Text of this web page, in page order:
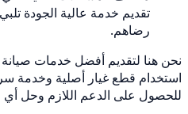
تقديم خدمة عالية الجودة
رضاهم.
نحن هنا لتقديم أفضل خدمات
استخدام قطع غيار أصلية وخدمة
للحصول على الدعم اللازم وحل